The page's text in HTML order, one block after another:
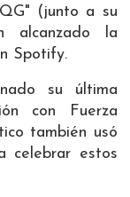
(junto a su
alcanzado la
Spotify.
su última
con Fuerza
también usó
celebrar estos